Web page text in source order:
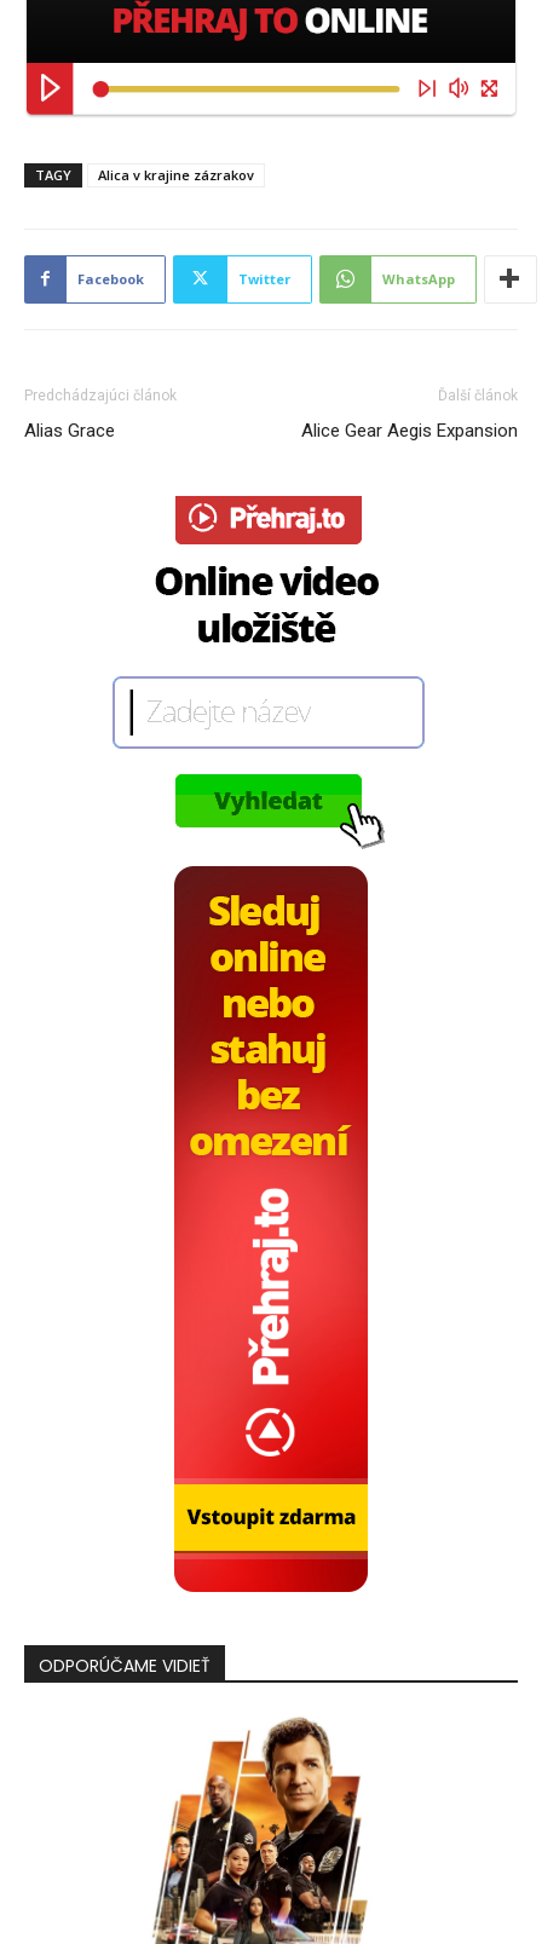
TAGY Alica v krajine zázrakov
Facebook Twitter WhatsApp
Predchádzajúci článok
Alias Grace
Ďalší článok
Alice Gear Aegis Expansion
ODPORÚČAME VIDIEŤ